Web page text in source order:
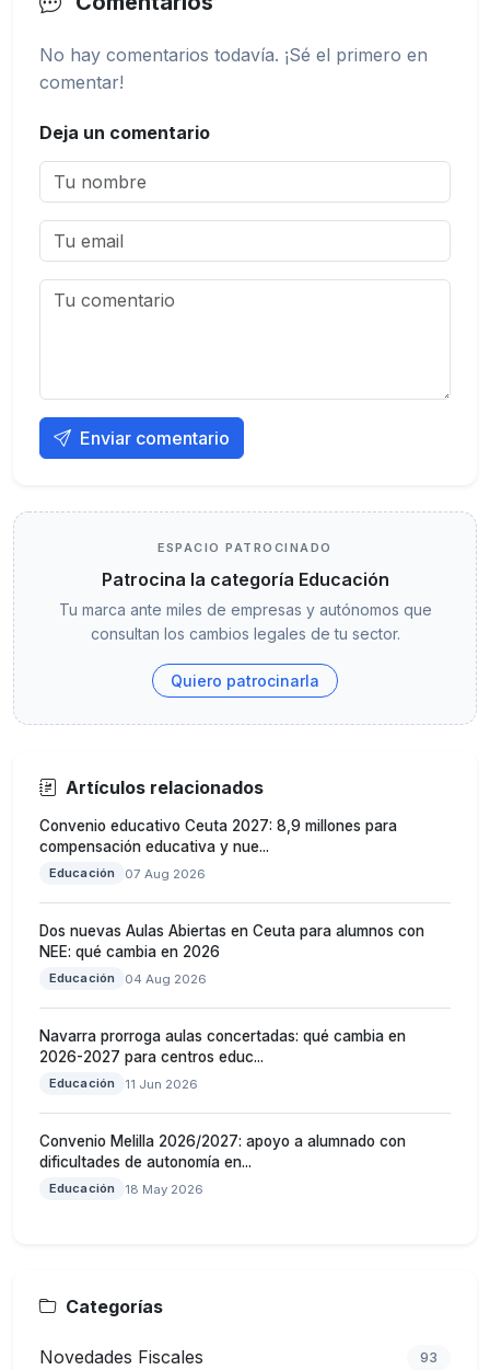
No hay comentarios todavía. ¡Sé el primero en
comentar!
Deja un comentario
Enviar comentario
ESPACIO PATROCINADO
Patrocina la categoría Educación
Tu marca ante miles de empresas y autónomos que
consultan los cambios legales de tu sector.
Quiero patrocinarla
Artículos relacionados
Convenio educativo Ceuta 2027: 8,9 millones para
compensación educativa y nue...
Educación 07 Aug 2026
Dos nuevas Aulas Abiertas en Ceuta para alumnos con
NEE: qué cambia en 2026
Educación 04 Aug 2026
Navarra prorroga aulas concertadas: qué cambia en
2026-2027 para centros educ...
Educación 11 Jun 2026
Convenio Melilla 2026/2027: apoyo a alumnado con
dificultades de autonomía en...
Educación 18 May 2026
Categorías
Novedades Fiscales 93